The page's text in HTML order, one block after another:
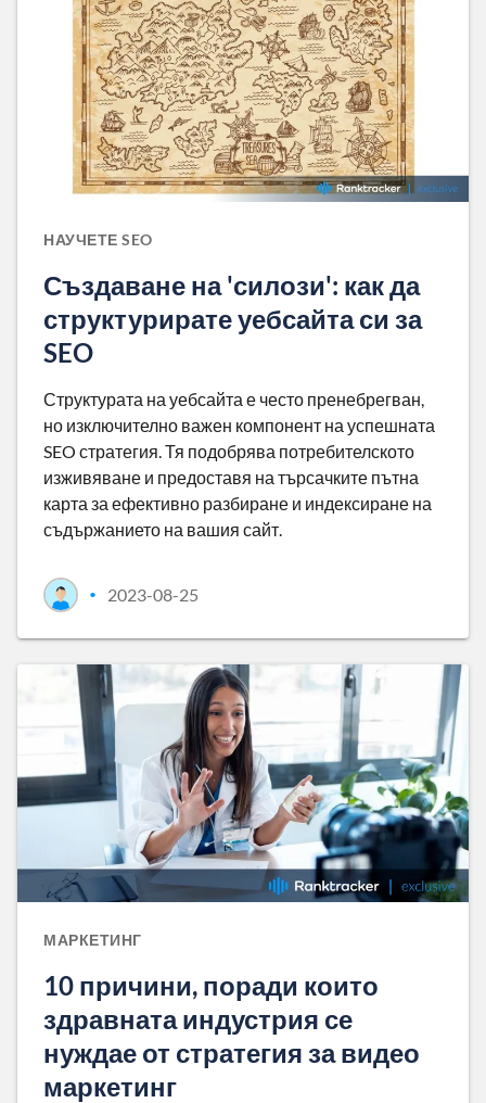
НАУЧЕТЕ SEO
Създаване на 'силози': как да
структурирате уебсайта си за
SEO
Структурата на уебсайта е често пренебрегван,
но изключително важен компонент на успешната
SEO стратегия. Тя подобрява потребителското
изживяване и предоставя на търсачките пътна
карта за ефективно разбиране и индексиране на
съдържанието на вашия сайт.
• 2023-08-25
МАРКЕТИНГ
10 причини, поради които
здравната индустрия се
нуждае от стратегия за видео
маркетинг